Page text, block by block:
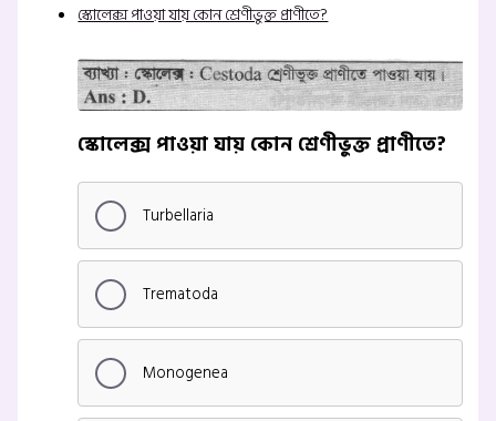
স্কোলেক্স পাওয়া যায় কোন শ্রেণীভুক্ত প্রাণীতে?
স্কোলেক্স পাওয়া যায় কোন শ্রেণীভুক্ত প্রাণীতে?
Turbellaria
Trematoda
Monogenea